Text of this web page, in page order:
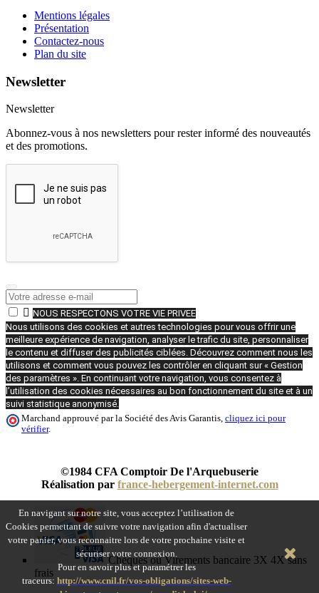
En navigant sur notre site, vous acceptez l’utilisation de
Cookies permettant de suivre votre navigation afin d'actualiser
votre panier, vous reconnaitre lors de votre prochaine visite et
sécuriser votre connexion.
Pour en savoir plus et paramétrer les
traceurs: http://www.cnil.fr/vos-obligations/sites-web-
Mentions légales
Présentation
Contactez-nous
Plan du site
Newsletter
Newsletter
Abonnez-vous à nos newsletters pour rester informé des nouveautés
et des promotions.
 NOUS RESPECTONS VOTRE VIE PRIVEE
Nous utilisons des cookies et autres technologies pour vous offrir une
meilleure expérience de navigation, analyser le trafic du site, personnaliser
le contenu et diffuser des publicités ciblées. Découvrez comment nous les
utilisons et comment vous pouvez les contrôler en cliquant sur « Gestion
des paramètres ». En continuant votre navigation, vous consentez à
l’utilisation des cookies nécessaires au bon fonctionnement du site et à un
suivi statistique anonymisé.
Marchand approuvé par la Société des Avis Garantis, cliquez ici pour
vérifier.
©1984 CFA Comptoir De l'Arquebuserie
Réalisation par france-hebergement-internet.com
Chèques ou Virements bancaire 3X 4X sans
frais